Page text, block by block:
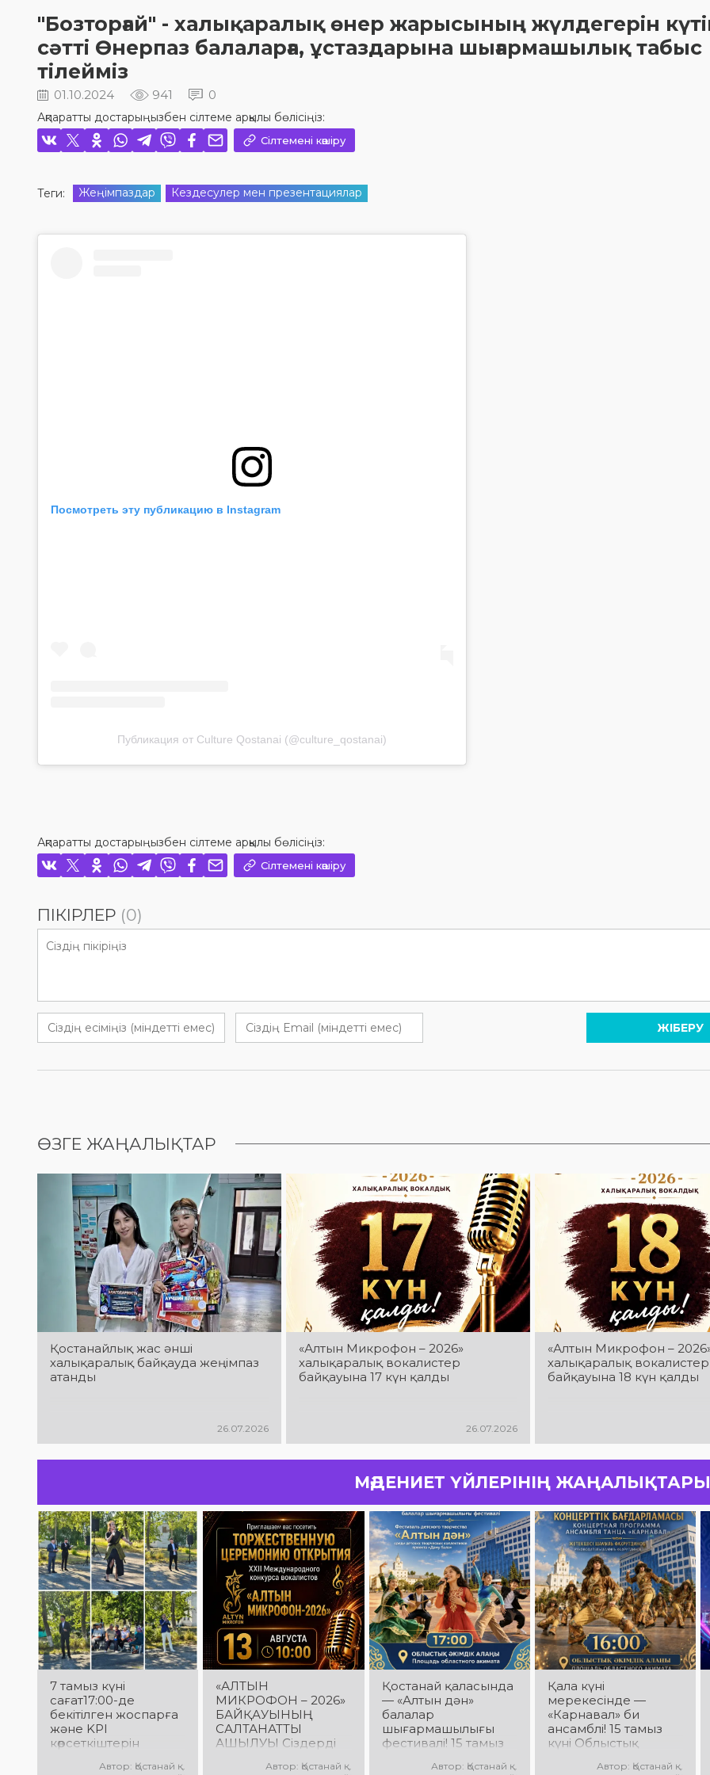
"Бозторғай" - халықаралық өнер жарысының жүлдегерін
сәтті Өнерпаз балаларға, ұстаздарына шығармашылық табыс
тілейміз
01.10.2024 941 0
Ақпаратты достарыңызбен сілтеме арқылы бөлісіңіз:
Сілтемені көшіру
Теги: Жеңімпаздар Кездесулер мен презентациялар
Посмотреть эту публикацию в Instagram
Публикация от Culture Qostanai (@culture_qostanai)
Ақпаратты достарыңызбен сілтеме арқылы бөлісіңіз:
Сілтемені көшіру
ПІКІРЛЕР (0)
ЖІБЕРУ
ӨЗГЕ ЖАҢАЛЫҚТАР
Қостанайлық жас әнші
халықаралық байқауда жеңімпаз
атанды
26.07.2026
«Алтын Микрофон – 2026»
халықаралық вокалистер
байқауына 17 күн қалды
26.07.2026
«Алтын Микрофон –
халықаралық вокалистер
байқауына 18 күн қалды
МӘДЕНИЕТ ҮЙЛЕРІНІҢ ЖАҢАЛЫҚТАРЫ
7 тамыз күні
сағат17:00-де
бекітілген жоспарға
және KPI
көрсеткіштерін
«Таза Қазақстан»
Автор: Қостанай қ.
«АЛТЫН
МИКРОФОН – 2026»
БАЙҚАУЫНЫҢ
САЛТАНАТТЫ
АШЫЛУЫ Сіздерді
«Алтын микрофон –
Автор: Қостанай қ.
Қостанай қаласында
— «Алтын дән»
балалар
шығармашылығы
фестивалі! 15 тамыз
әкімдік алаңында
Автор: Қостанай қ.
Қала күні
мерекесінде —
«Карнавал» би
ансамблі! 15 тамыз
күні Облыстық
«Карнавал» биАвтор: Қостанай қ.